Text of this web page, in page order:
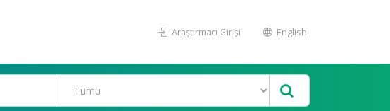
Araştırmacı Girişi English